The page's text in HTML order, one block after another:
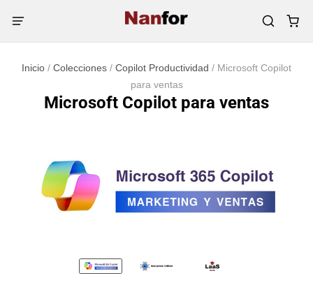
Inicio / Colecciones / Copilot Productividad / Microsoft Copilot
para ventas
Microsoft Copilot para ventas